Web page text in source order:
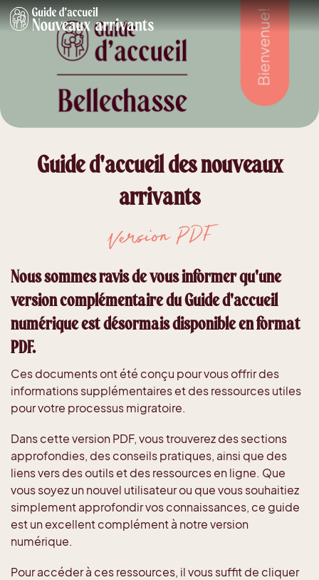
Guide d'accueil des nouveaux
arrivants
Version PDF
Nous sommes ravis de vous informer qu'une
version complémentaire du Guide d'accueil
numérique est désormais disponible en format
PDF.
Ces documents ont été conçu pour vous offrir des
informations supplémentaires et des ressources utiles
pour votre processus migratoire.
Dans cette version PDF, vous trouverez des sections
approfondies, des conseils pratiques, ainsi que des
liens vers des outils et des ressources en ligne. Que
vous soyez un nouvel utilisateur ou que vous souhaitiez
simplement approfondir vos connaissances, ce guide
est un excellent complément à notre version
numérique.
Pour accéder à ces ressources, il vous suffit de cliquer